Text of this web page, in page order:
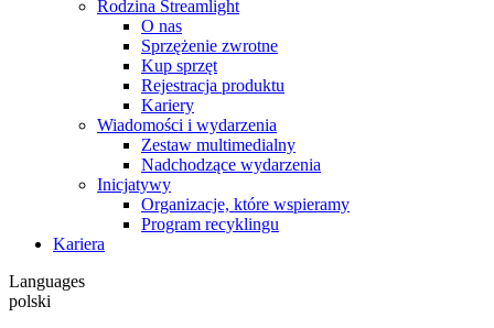
Rodzina Streamlight
O nas
Sprzężenie zwrotne
Kup sprzęt
Rejestracja produktu
Kariery
Wiadomości i wydarzenia
Zestaw multimedialny
Nadchodzące wydarzenia
Inicjatywy
Organizacje, które wspieramy
Program recyklingu
Kariera
Languages
polski